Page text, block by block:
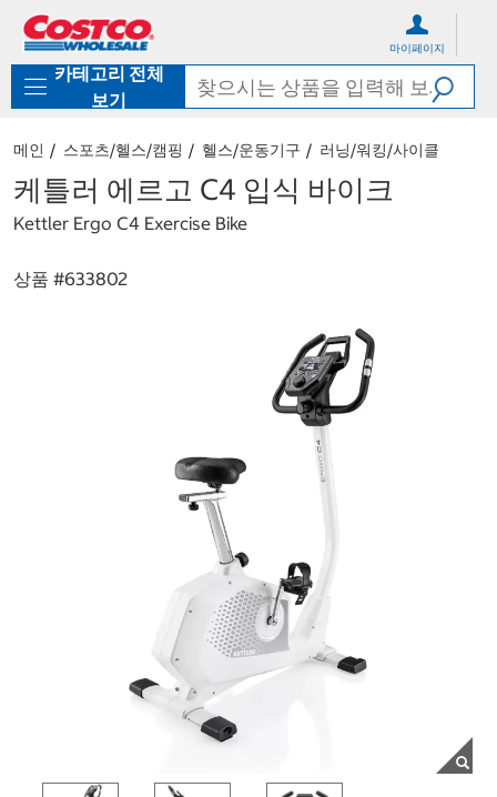
로
기
가
마이페이지
카테고리 전체
보기
메인 스포츠/헬스/캠핑 헬스/운동기구 러닝/워킹/사이클
케틀러 에르고 C4 입식 바이크
Kettler Ergo C4 Exercise Bike
상품 #633802